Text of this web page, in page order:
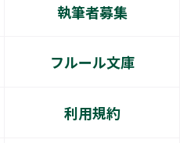
執筆者募集
フルール文庫
利用規約